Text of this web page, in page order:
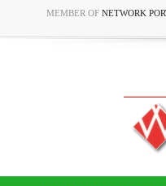
MEMBER OF NETWORK